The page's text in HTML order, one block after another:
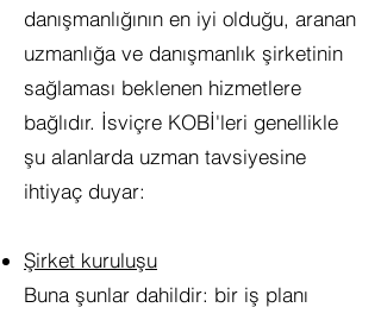
danışmanlığının en iyi olduğu, aranan
uzmanlığa ve danışmanlık şirketinin
sağlaması beklenen hizmetlere
bağlıdır. İsviçre KOBİ'leri genellikle
şu alanlarda uzman tavsiyesine
ihtiyaç duyar:
Şirket kuruluşu
Buna şunlar dahildir: bir iş planı